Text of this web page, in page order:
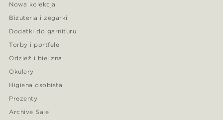
Nowa kolekcja
Biżuteria i zegarki
Dodatki do garnituru
Torby i portfele
Odzież i bielizna
Okulary
Higiena osobista
Prezenty
Archive Sale